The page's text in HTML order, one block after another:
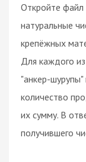
Откройте
натуральные
крепёжных
Для каждого
"анкер-
количество
их сумму. В
получившего